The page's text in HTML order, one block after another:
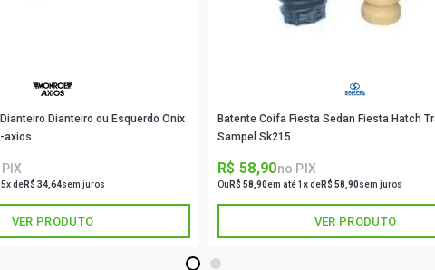
GOLF STD
GOLF FLASH
GOLF SR HATCH
Dianteiro ou Esquerdo Onix
axios
deR$ 34,64sem juros
VER PRODUTO
Batente Coifa Fiesta Sedan Fiesta Hatch
Sampel Sk215
R$ 58,90no PIX
Ou R$ 58,90em até 1x deR$ 58,90sem juros
VER PRODUTO
1 2